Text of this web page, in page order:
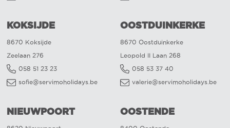
KOKSIJDE
8670 Koksijde
Zeelaan 276
058 51 23 23
sofie@servimoholidays.be
OOSTDUINKERKE
8670 Oostduinkerke
Leopold II Laan 268
058 53 37 40
valerie@servimoholidays.be
NIEUWPOORT OOSTENDE